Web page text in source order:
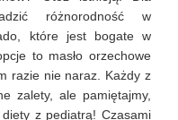
różnorodność w
które jest bogate w
to masło orzechowe
razie nie naraz. Każdy z
zalety, ale pamiętajmy,
z pediatrą! Czasami